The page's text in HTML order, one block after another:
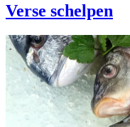
Verse schelpen